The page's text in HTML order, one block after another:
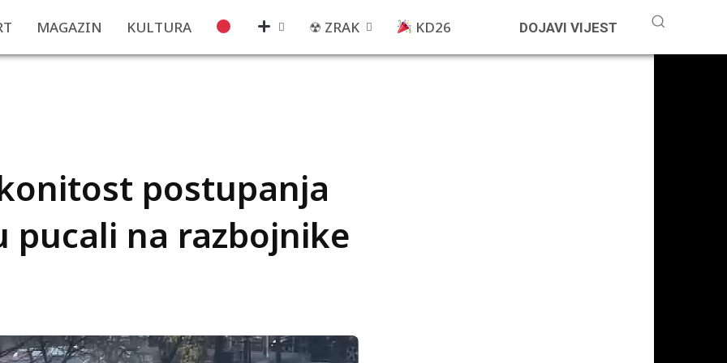
MAGAZIN KULTURA ☢ ZRAK KD26 DOJAVI VIJEST
postupanja
pucali na razbojnike